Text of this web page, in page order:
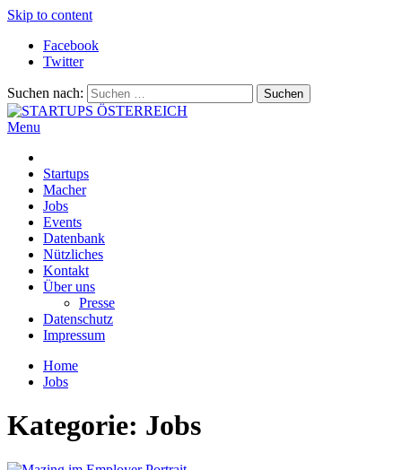
Skip to content
Facebook
Twitter
Suchen nach:
Menu
Startups
Macher
Jobs
Events
Datenbank
Nützliches
Kontakt
Über uns
Presse
Datenschutz
Impressum
Home
Jobs
Kategorie: Jobs